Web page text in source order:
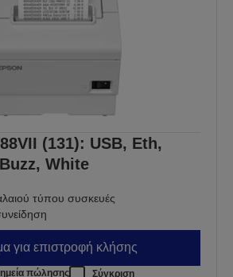
(131): USB, Eth,
White
τύπου συσκευές
για επιστροφή κλήσης
πώλησης Σύγκριση